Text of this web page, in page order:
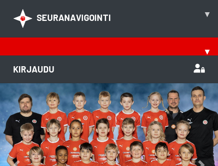
SEURANAVIGOINTI ▾
▾
KIRJAUDU